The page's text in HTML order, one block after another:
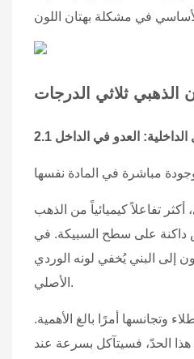
الذهبي ثلاثي الدرجات
الداخلية: العدو في الداخل
تفاعلاً كيميائياً من الذهب
داكنة على سطح السبيكة. في
إلى البني يُخفي لونه الوردي
الأصلي.
وتجانسها أمرًا بالغ الأهمية.
ميكرون. أما الطلاء الذي يقلّ عن هذا الحدّ، فسيتآكل بسرعة عند